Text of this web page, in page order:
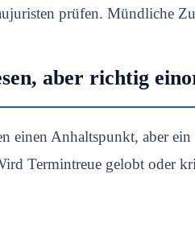
prüfen. Mündliche
aber richtig
einen Anhaltspunkt, aber
Termintreue gelobt oder